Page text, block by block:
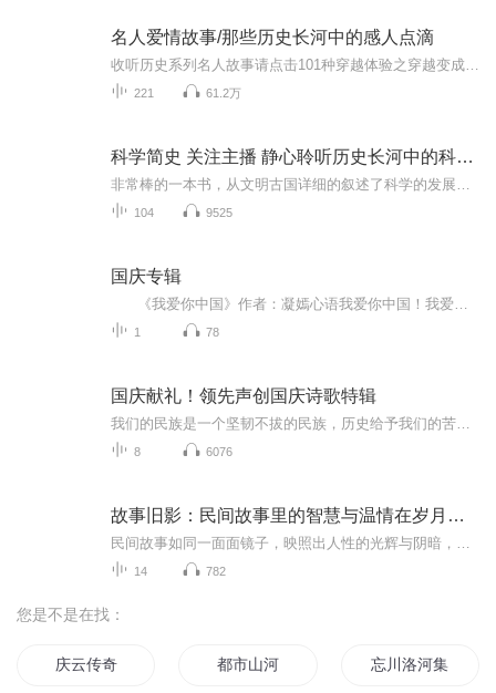
名人爱情故事/那些历史长河中的感人点滴
221 61.2万
科学简史 关注主播 静心聆听历史长河中的科学发展
104 9525
国庆专辑
1 78
国庆献礼！领先声创国庆诗歌特辑
8 6076
故事旧影：民间故事里的智慧与温情在岁月的长河中
14 782
您是不是在找：
庆云传奇 都市山河 忘川洛河集